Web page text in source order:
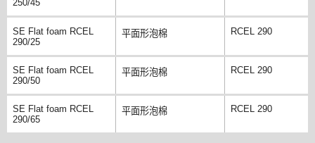
250/45
SE Flat foam RCEL
290/25
平面形泡棉 RCEL 290
SE Flat foam RCEL
290/50
平面形泡棉 RCEL 290
SE Flat foam RCEL
290/65
平面形泡棉 RCEL 290